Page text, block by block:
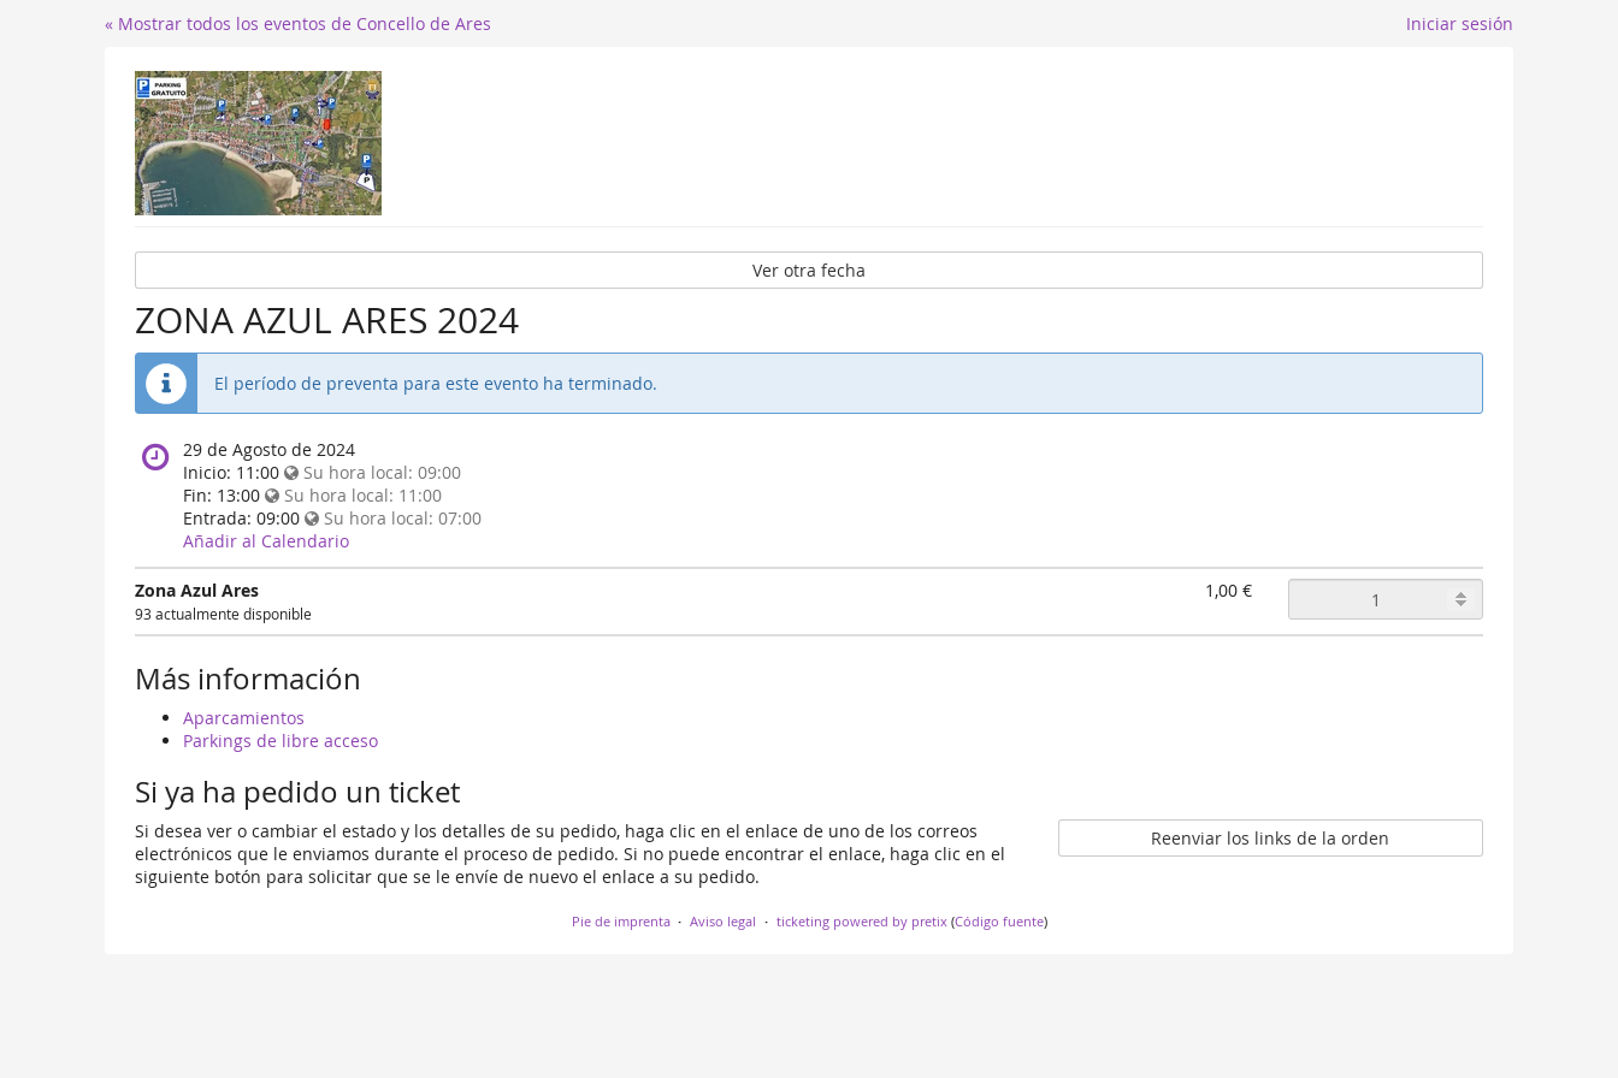
Iniciar sesión
« Mostrar todos los eventos de Concello de Ares
Ver otra fecha
ZONA AZUL ARES 2024
El período de preventa para este evento ha terminado.
When
does
the
event
happen?
29 de Agosto de 2024
Inicio: 11:00 Su hora local: 09:00
Fin: 13:00 Su hora local: 11:00
Entrada: 09:00 Su hora local: 07:00
Añadir al Calendario
Zona Azul Ares
93 actualmente disponible
1,00 €
Más información
Aparcamientos
Parkings de libre acceso
Si ya ha pedido un ticket
Si desea ver o cambiar el estado y los detalles de su pedido, haga clic en el enlace de uno de los correos
electrónicos que le enviamos durante el proceso de pedido. Si no puede encontrar el enlace, haga clic en el
siguiente botón para solicitar que se le envíe de nuevo el enlace a su pedido.
Reenviar los links de la orden
Pie de imprenta Aviso legal ticketing powered by pretix(Código fuente)